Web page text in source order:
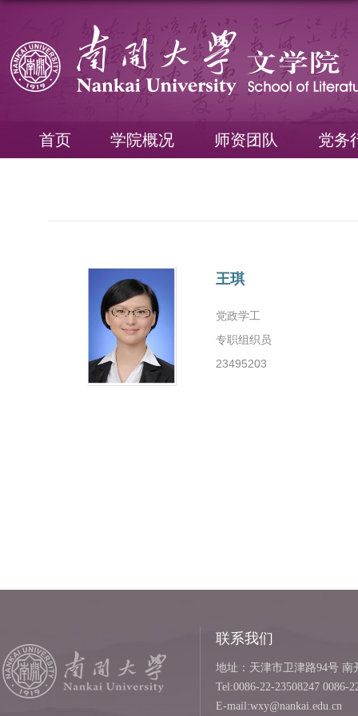
首页 学院概况 师资团队 党务
王琪
党政学工
专职组织员
23495203
联系我们
地址：天津市卫津路94号 南
Tel:0086-22-23508247 0086-
E-mail:wxy@nankai.edu.cn